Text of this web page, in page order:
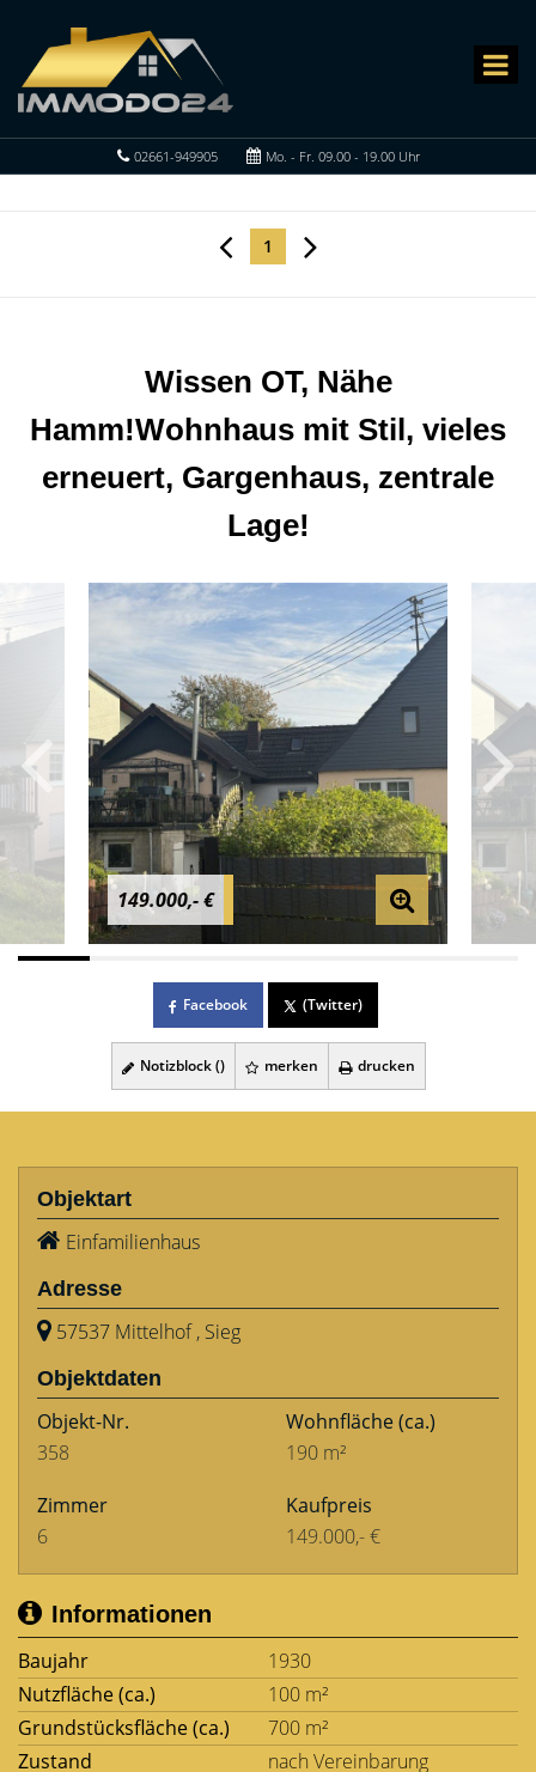
02661-949905 Mo. - Fr. 09.00 - 19.00 Uhr
1
Wissen OT, Nähe
Hamm!Wohnhaus mit Stil, vieles
erneuert, Gargenhaus, zentrale
Lage!
149.000,- €
Facebook (Twitter)
Notizblock () merken drucken
Objektart
Einfamilienhaus
Adresse
57537 Mittelhof , Sieg
Objektdaten
Objekt-Nr.
358
Wohnfläche(ca.)
190 m²
Zimmer
6
Kaufpreis
149.000,- €
Informationen
Baujahr
1930
Nutzfläche (ca.)
100 m²
Grundstücksfläche (ca.)
700 m²
Zustand
nach Vereinbarung